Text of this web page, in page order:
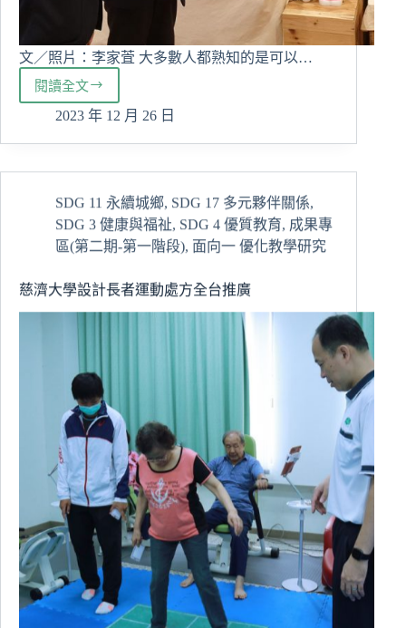
文／照片：李家萓 大多數人都熟知的是可以…
閱讀全文
合
作
何
助
地
方
大
邀
專
家
蒞
校
分
享
2023 年 12 月 26 日
SDG 11 永續城鄉, SDG 17 多元夥伴關係,
SDG 3 健康與福祉, SDG 4 優質教育, 成果專
區(第二期-第一階段), 面向一 優化教學研究
慈濟大學設計長者運動處方全台推廣